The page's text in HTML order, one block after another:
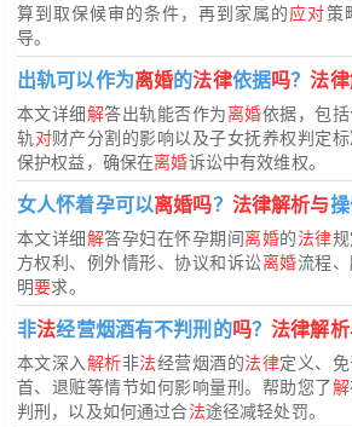
算到取保候审的条件，再到家属的应对策
导。
出轨可以作为离婚的法律依据吗？法
本文详细解答出轨能否作为离婚依据，包
轨 对财产分割的影响以及子女抚养权判定
保护权益，确保在离婚诉讼中有效维权。
女人怀着孕可以离婚吗？ 法律解析与
本文详细解答孕妇在怀孕期间离婚的法律
方权利、例外情形、协议和诉讼离婚流程
明要求。
非法经营烟酒有不判刑的吗？法律解
本文深入解析非法经营烟酒的法律定义、
首、退赃等情节如何影响量刑。帮助您了解
判刑，以及如何通过合法途径减轻处罚。